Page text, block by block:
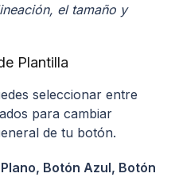
el tamaño y
Plantilla
seleccionar entre
para cambiar
de tu botón.
Botón Azul, Botón